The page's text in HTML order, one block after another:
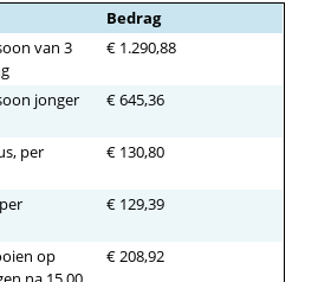
Bedrag
van 3
€ 1.290,88
jonger
€ 645,36
per
€ 130,80
€ 129,39
op
€ 208,92